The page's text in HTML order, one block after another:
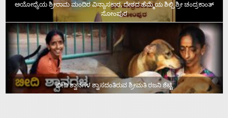
ಅಯೋಧ್ಯೆಯ ಶ್ರೀರಾಮ ಮಂದಿರ ವಿನ್ಯಾಸಕಾರ, ದೇಶದ ಹೆಮ್ಮೆಯ ಶಿಲ್ಪಿ ಶ್ರೀ ಚಂದ್ರಕಾಂತ್‌
ಸೋಂಪುರ
ಬೀದಿ ಶ್ವಾನಗಳ ಶ್ವಾಸದಂತಿರುವ ಶ್ರೀಮತಿ ರಜನಿ ಶೆಟ್ಟಿ